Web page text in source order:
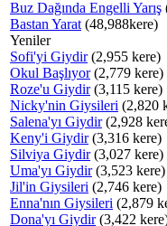
Buz Dağında Engelli Yarış
Bastan Yarat (48,988kere)
Yeniler
Sofi'yi Giydir(2,955 kere)
Okul Başlıyor(2,779 kere)
Roze'u Giydir(3,115 kere)
Nicky'nin Giysileri (2,820
Salena'yı Giydir(2,928
Keny'i Giydir(3,316 kere)
Silviya Giydir(3,027 kere)
Uma'yı Giydir(3,523 kere)
Jil'in Giysileri (2,746 kere)
Enna'nın Giysileri (2,879
Dona'yı Giydir(3,422